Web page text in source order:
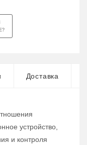
Доставка
устройство,
и контроля